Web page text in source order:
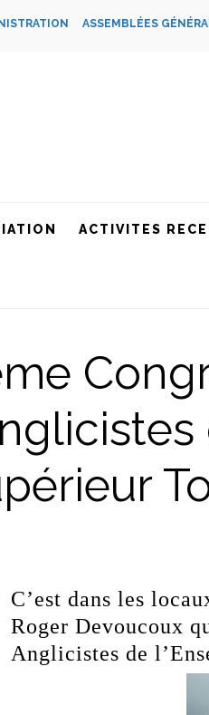
ASSEMBLÉES
ACTIVITES
C’est dans les
Roger Devoucoux
Anglicistes de